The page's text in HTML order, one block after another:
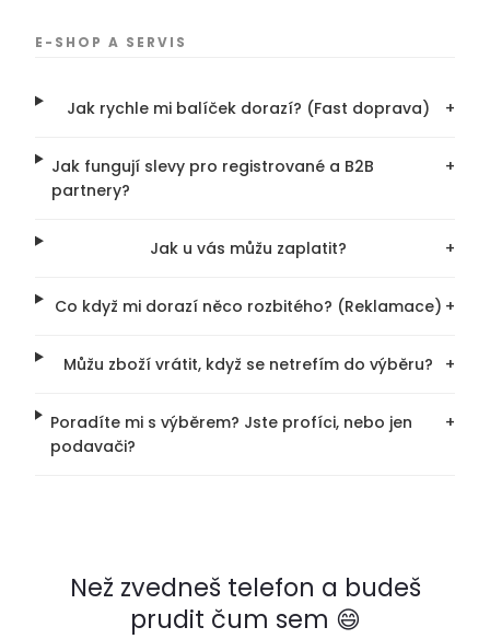
E-SHOP A SERVIS
Jak rychle mi balíček dorazí? (Fast doprava) +
Jak fungují slevy pro registrované a B2B
partnery?
+
Jak u vás můžu zaplatit? +
Co když mi dorazí něco rozbitého? (Reklamace) +
Můžu zboží vrátit, když se netrefím do výběru? +
Poradíte mi s výběrem? Jste profíci, nebo jen
podavači?
+
Než zvedneš telefon a budeš
prudit čum sem 😄